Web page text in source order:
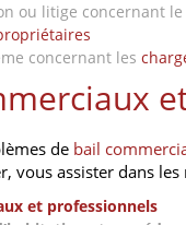
ou litige concernant
concernant les
de bail
vous assister dans
et professionnels